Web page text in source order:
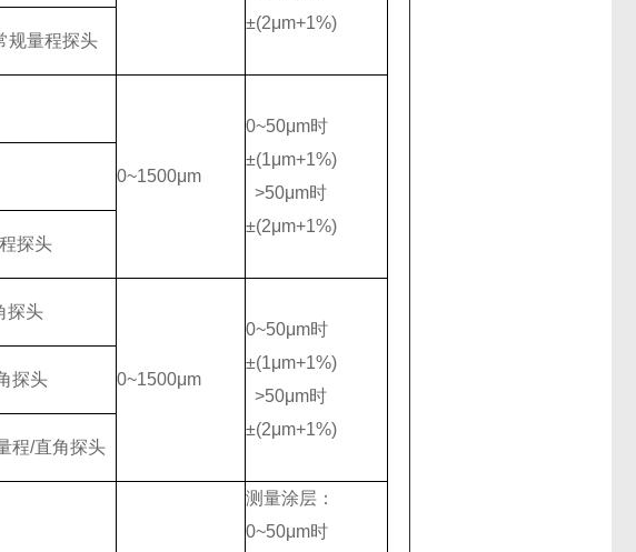
±(2μm+1%)
规量程探头
0~1500μm
0~50μm时
±(1μm+1%)
>50μm时
±(2μm+1%)
探头
探头
0~1500μm
0~50μm时
±(1μm+1%)
>50μm时
±(2μm+1%)
探头
程/直角探头
测量涂层：
0~50μm时